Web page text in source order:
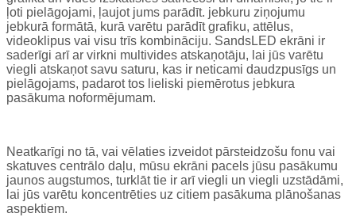
ļoti pielāgojami, ļaujot jums parādīt. jebkuru ziņojumu
jebkurā formātā, kurā varētu parādīt grafiku, attēlus,
videoklipus vai visu trīs kombināciju. SandsLED ekrāni ir
saderīgi arī ar virkni multivides atskaņotāju, lai jūs varētu
viegli atskaņot savu saturu, kas ir neticami daudzpusīgs un
pielāgojams, padarot tos lieliski piemērotus jebkura
pasākuma noformējumam.
Neatkarīgi no tā, vai vēlaties izveidot pārsteidzošu fonu vai
skatuves centrālo daļu, mūsu ekrāni pacels jūsu pasākumu
jaunos augstumos, turklāt tie ir arī viegli un viegli uzstādāmi,
lai jūs varētu koncentrēties uz citiem pasākuma plānošanas
aspektiem.